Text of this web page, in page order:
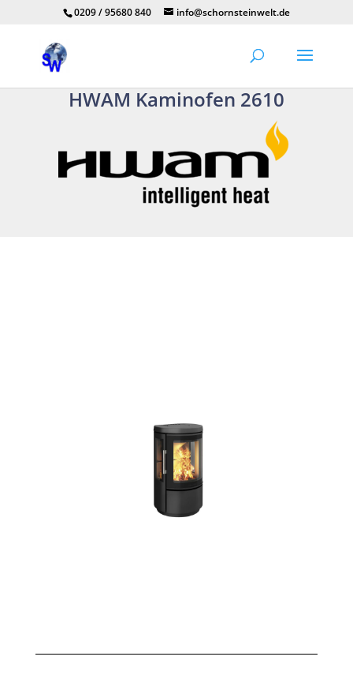
0209 / 95680 840 info@schornsteinwelt.de
HWAM Kaminofen 2610